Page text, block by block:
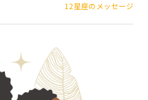
12星座のメッセージ